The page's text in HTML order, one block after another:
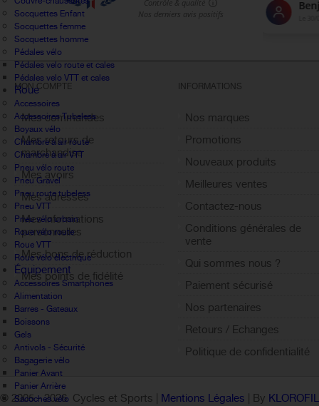
Socquettes Enfant
Socquettes femme
Socquettes homme
Pédales vélo
Pédales velo route et cales
Pédales velo VTT et cales
Roue
Accessoires
Accessoires Tubeless
Boyaux vélo
Chambre à air route
Chambre à air VTT
Pneu vélo route
Pneu Gravel
Pneu route tubeless
Pneu VTT
Pneu vélo urbain
Roue vélo route
Roue VTT
Roue vélo électrique
Équipement
Accessoires Smartphones
Alimentation
Barres - Gateaux
Boissons
Gels
Antivols - Sécurité
Bagagerie vélo
Panier Avant
Panier Arrière
Sacoches vélo
MON COMPTE
Mes commandes
Mes retours de
marchandise
Mes avoirs
Mes adresses
Mes informations
personnelles
Mes bons de réduction
Mes points de fidélité
Sign out
INFORMATIONS
Nos marques
Promotions
Nouveaux produits
Meilleures ventes
Contactez-nous
Conditions générales de
vente
Qui sommes nous ?
Paiement sécurisé
Nos partenaires
Retours / Echanges
Politique de confidentialité
© 2005 -2026 Cycles et Sports | Mentions Légales | By